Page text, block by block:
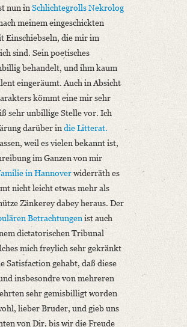
nun in SchlichtegrollsNekrolog
meinem eingeschickten
Einschiebseln, die mir im
sind. Sein poetisches
behandelt, und ihm kaum
eingeräumt. Auch in Absicht
kömmt eine mir sehr
sehr unbillige Stelle vor. Ich
darüber indie Litterat.
weil es vielen bekannt ist,
im Ganzen von mir
in Hannoverwiderräth es
nicht leicht etwas mehr als
Zänkerey dabey heraus. Der
Betrachtungenist auch
dictatorischen Tribunal
mich freylich sehr gekränkt
Satisfaction gehabt, daß diese
insbesondre von mehreren
sehr gemisbilligt worden
lieber Bruder, und gieb uns
von Dir, bis wir die Freude